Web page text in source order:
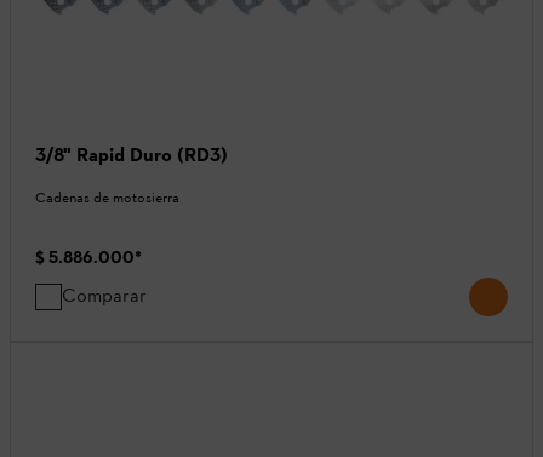
3/8" Rapid Duro (RD3)
Cadenas de motosierra
$ 5.886.000*
Comparar